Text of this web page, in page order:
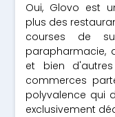
Oui, Glovo est
plus des
courses de
parapharmacie,
et bien
commerces
polyvalence qui
exclusivement